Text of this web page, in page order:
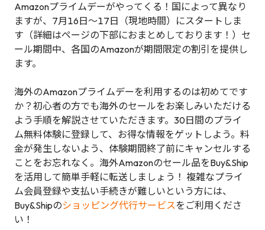
Amazonプライムデーがやってくる！国によって異なり
ますが、7月16日～17日（現地時間）にスタートしま
す（詳細はページの下部におまとめしております！）セ
ール期間中、各国のAmazonが期間限定の割引を提供し
ます。
海外のAmazonプライムデーを利用するのは初めてです
か？初心者の方でも海外のセールをお楽しみいただける
よう手順を解説させていただきます。30日間のプライ
ム無料体験に登録して、お得な情報をゲットしよう。料
金が発生しないよう、体験期間終了前にキャンセルする
ことをお忘れなく。海外Amazonのセール品をBuy&Ship
を活用して簡単手軽に転送しましょう！ 複雑なプライ
ム会員登録や支払い手続きが難しいという方には、
Buy&Shipのショッピング代行サービスをご利用くださ
い！